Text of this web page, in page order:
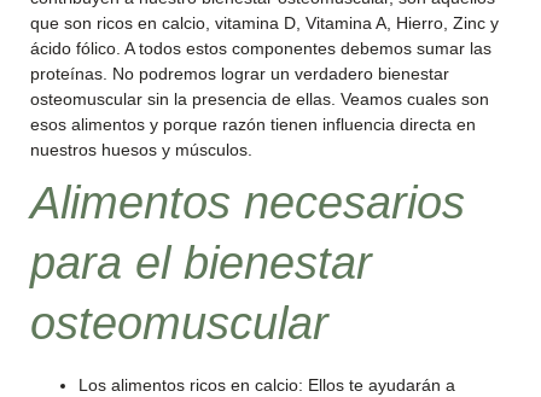
que son ricos en calcio, vitamina D, Vitamina A, Hierro, Zinc y
ácido fólico. A todos estos componentes debemos sumar las
proteínas. No podremos lograr un verdadero bienestar
osteomuscular sin la presencia de ellas. Veamos cuales son
esos alimentos y porque razón tienen influencia directa en
nuestros huesos y músculos.
Alimentos necesarios
para el bienestar
osteomuscular
Los alimentos ricos en calcio: Ellos te ayudarán a